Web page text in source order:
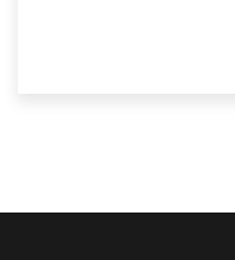
التى تسهل على